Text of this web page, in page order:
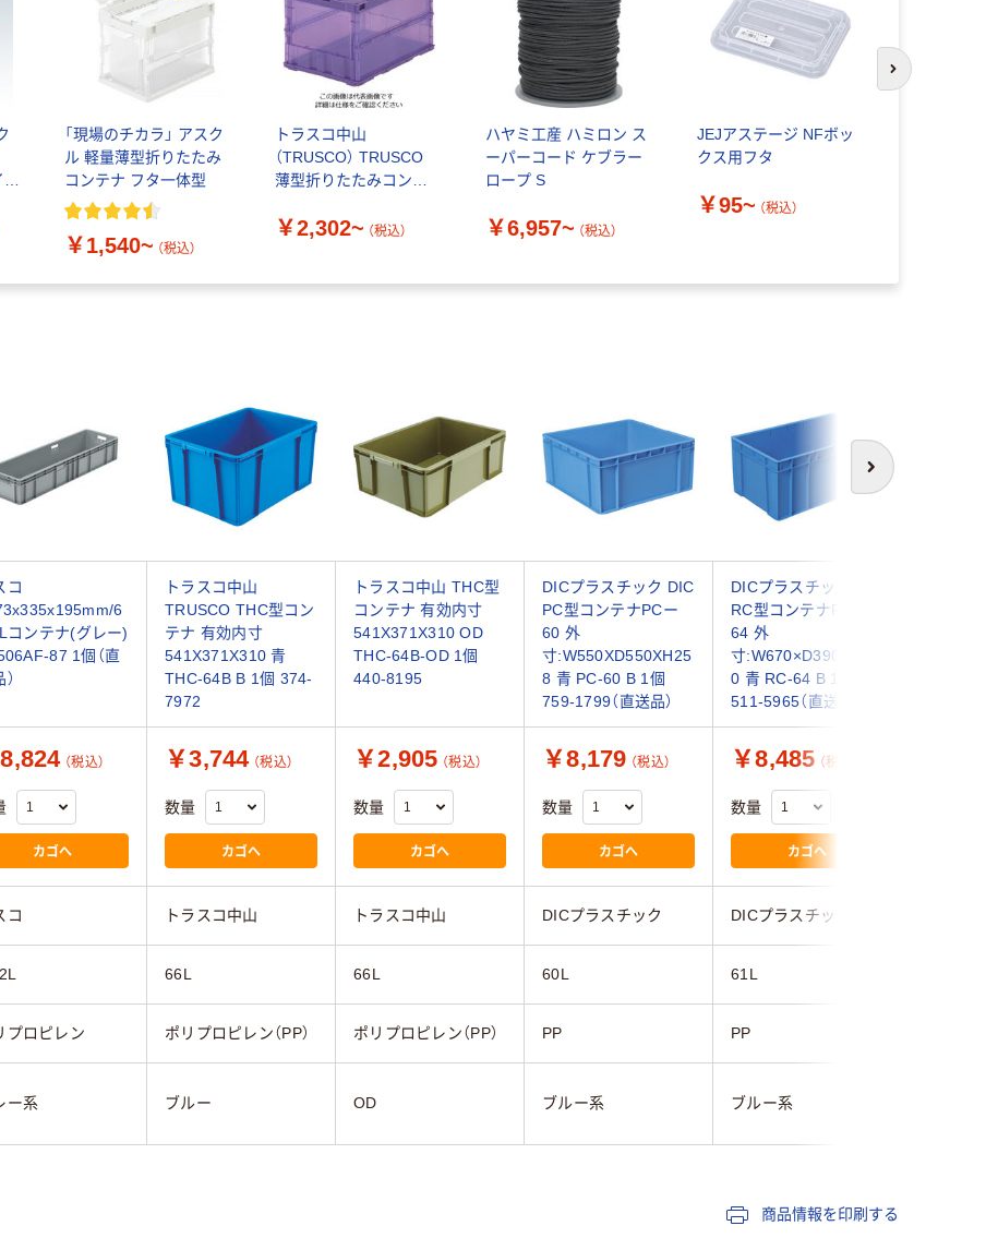
「現場のチカラ」 アスク
ル 軽量薄型折りたたみ
コンテナ フタ一体型
￥1,540~ （税込）
トラスコ中山
（TRUSCO） TRUSCO
薄型折りたたみコンテ
タ付 TSK-C50B
￥2,302~ （税込）
ハヤミ工産 ハミロン ス
ーパーコード ケブラー
ロープ S
￥6,957~ （税込）
JEJアステージ NFボッ
クス用フタ
￥95~ （税込）
次のスライド
次へ
コ
6
コンテナ(グレー)
87 1個（直
トラスコ中山
TRUSCO THC型コン
テナ 有効内寸
541X371X310 青
THC-64B B 1個 374-
7972
トラスコ中山 THC型
コンテナ 有効内寸
541X371X310 OD
THC-64B-OD 1個
440-8195
DICプラスチック DIC
PC型コンテナPCー
60 外
寸:W550XD550XH25
8 青 PC-60 B 1個
759-1799（直送品）
DICプラスチック DIC
RC型コンテナRCー
64 外
寸:W670×D390×H30
0 青 RC-64 B 1個
511-5965（直送品）
（税込）
カゴへ
￥3,744 （税込）
数量
カゴへ
￥2,905 （税込）
数量
カゴへ
￥8,179 （税込）
数量
カゴへ
￥8,485 （税込）
数量
カゴへ
コ トラスコ中山 トラスコ中山 DICプラスチック DICプラスチック
66L 66L 60L 61L
プロピレン ポリプロピレン（PP） ポリプロピレン（PP） PP PP
ー系 ブルー OD ブルー系 ブルー系
商品情報を印刷する